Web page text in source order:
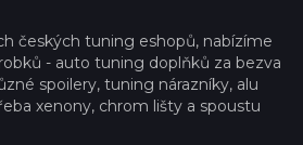
českých tuning eshopů, nabízíme
- auto tuning doplňků za bezva
spoilery, tuning nárazníky, alu
xenony, chrom lišty a spoustu